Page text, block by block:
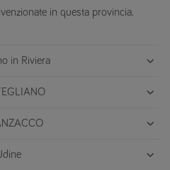
in questa provincia.
in Riviera